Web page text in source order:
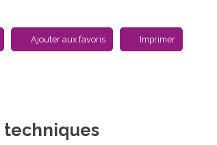
Ajouter aux favoris Imprimer
techniques